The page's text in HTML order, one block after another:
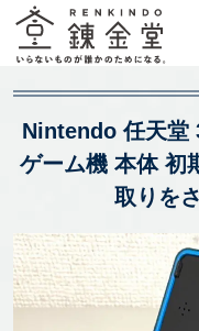
Nintendo 任天堂
ゲーム機 本体 初
取りを